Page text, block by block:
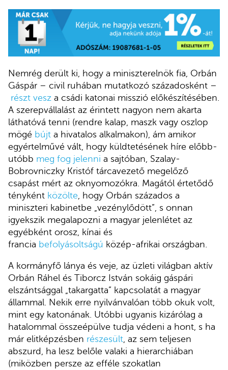
Nemrég derült ki, hogy a miniszterelnök fia, Orbán
Gáspár – civil ruhában mutatkozó századosként –
részt vesz a csádi katonai misszió előkészítésében.
A szerepvállalást az érintett nagyon nem akarta
láthatóvá tenni (rendre kalap, maszk vagy oszlop
mögé bújt a hivatalos alkalmakon), ám amikor
egyértelművé vált, hogy küldtetésének híre előbb-
utóbb meg fog jelenni a sajtóban, Szalay-
Bobrovniczky Kristóf tárcavezető megelőző
csapást mért az oknyomozókra. Magától értetődő
tényként közölte, hogy Orbán százados a
miniszteri kabinetbe „vezénylődött”, s onnan
igyekszik megalapozni a magyar jelenlétet az
egyébként orosz, kínai és
francia befolyásoltságú közép-afrikai országban.
A kormányfő lánya és veje, az üzleti világban aktív
Orbán Ráhel és Tiborcz István sokáig gáspári
elszántsággal „takargatta” kapcsolatát a magyar
állammal. Nekik erre nyilvánvalóan több okuk volt,
mint egy katonának. Utóbbi ugyanis kizárólag a
hatalommal összeépülve tudja védeni a hont, s ha
már elitképzésben részesült, az sem teljesen
abszurd, ha lesz belőle valaki a hierarchiában
(miközben persze az efféle szokatlan